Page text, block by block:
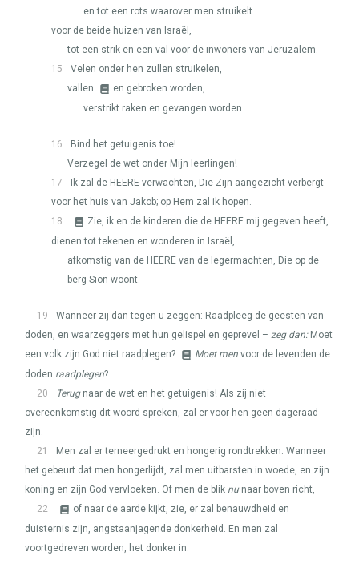
en tot een rots waarover men struikelt
voor de beide huizen van Israël,
tot een strik en een val voor de inwoners van Jeruzalem.
15
Velen onder hen zullen struikelen,
vallen
en gebroken worden,
verstrikt raken en gevangen worden.
16
Bind het getuigenis toe!
Verzegel de wet onder Mijn leerlingen!
17
Ik zal de HEERE verwachten, Die Zijn aangezicht verbergt
voor het huis van Jakob; op Hem zal ik hopen.
18
Zie, ik en de kinderen die de HEERE mij gegeven heeft,
dienen tot tekenen en wonderen in Israël,
afkomstig van de HEERE van de legermachten, Die op de
berg Sion woont.
19
Wanneer zij dan tegen u zeggen: Raadpleeg de geesten van
doden, en waarzeggers met hun gelispel en geprevel – zeg dan:Moet
een volk zijn God niet raadplegen?
Moet men voor de levenden de
doden raadplegen?
20
Terugnaar de wet en het getuigenis! Als zij niet
overeenkomstig dit woord spreken, zal er voor hen geen dageraad
zijn.
21
Men zal er terneergedrukt en hongerig rondtrekken. Wanneer
het gebeurt dat men hongerlijdt, zal men uitbarsten in woede, en zijn
koning en zijn God vervloeken. Of men de blik nunaar boven richt,
22
of naar de aarde kijkt, zie, er zal benauwdheid en
duisternis zijn, angstaanjagende donkerheid. En men zal
voortgedreven worden, het donker in.